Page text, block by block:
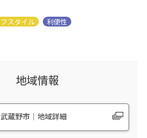
地域情報
武蔵野市｜地域詳細